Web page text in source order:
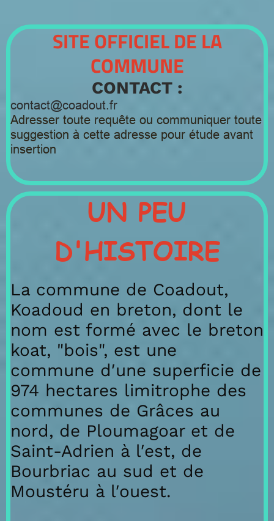
SITE OFFICIEL DE LA
COMMUNE
CONTACT :
contact@coadout.fr
Adresser toute requête ou communiquer toute
suggestion à cette adresse pour étude avant
insertion
UN PEU
D'HISTOIRE
La commune de Coadout,
Koadoud en breton, dont le
nom est formé avec le breton
koat, "bois", est une
commune d′une superficie de
974 hectares limitrophe des
communes de Grâces au
nord, de Ploumagoar et de
Saint-Adrien à l′est, de
Bourbriac au sud et de
Moustéru à l′ouest.